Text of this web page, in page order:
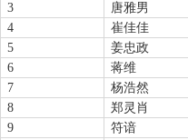
3
唐雅男
4
崔佳佳
5
姜忠政
6
蒋维
7
杨浩然
8
郑灵肖
9
符谙